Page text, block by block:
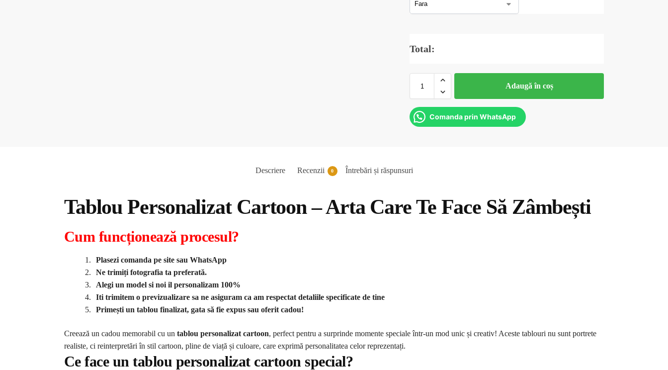
Total:
Adaugă în coș
Comanda prin WhatsApp
Descriere Recenzii 0 Întrebări și răspunsuri
Tablou Personalizat Cartoon – Arta Care Te Face Să Zâmbești
Cum funcționează procesul?
Plasezi comanda pe site sau WhatsApp
Ne trimiți fotografia ta preferată.
Alegi un model si noi il personalizam 100%
Iti trimitem o previzualizare sa ne asiguram ca am respectat detaliile specificate de tine
Primești un tablou finalizat, gata să fie expus sau oferit cadou!
Creează un cadou memorabil cu un tablou personalizat cartoon, perfect pentru a surprinde momente speciale într-un mod unic și creativ! Aceste tablouri nu sunt portrete
realiste, ci reinterpretări în stil cartoon, pline de viață și culoare, care exprimă personalitatea celor reprezentați.
Ce face un tablou personalizat cartoon special?